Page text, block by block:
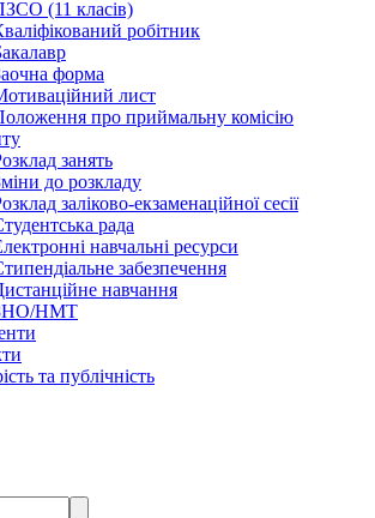
(11 класів)
робітник
форма
лист
про приймальну комісію
занять
до розкладу
заліково-екзаменаційної сесії
рада
навчальні ресурси
забезпечення
навчання
НМТ
та публічність